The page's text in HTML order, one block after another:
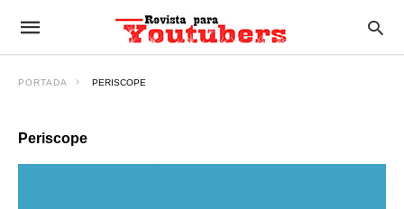
PORTADA PERISCOPE
Periscope